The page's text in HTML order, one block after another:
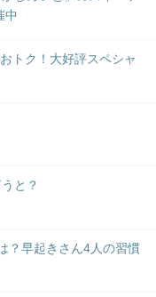
中
トク！大好評スペシャ
と？
？早起きさん4人の習慣